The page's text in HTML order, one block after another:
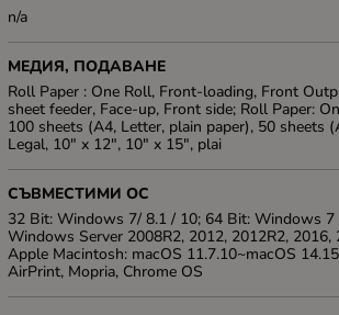
n/a
МЕДИЯ, ПОДАВАНЕ
Roll Paper : One Roll, Front-loading, Front
sheet feeder, Face-up, Front side; Roll Paper:
100 sheets (A4, Letter, plain paper), 50 sheets
Legal, 10" x 12", 10" x 15", plai
СЪВМЕСТИМИ ОС
32 Bit: Windows 7/ 8.1 / 10; 64 Bit: Windows 7
Windows Server 2008R2, 2012, 2012R2, 2016,
Apple Macintosh: macOS 11.7.10~macOS
AirPrint, Mopria, Chrome OS